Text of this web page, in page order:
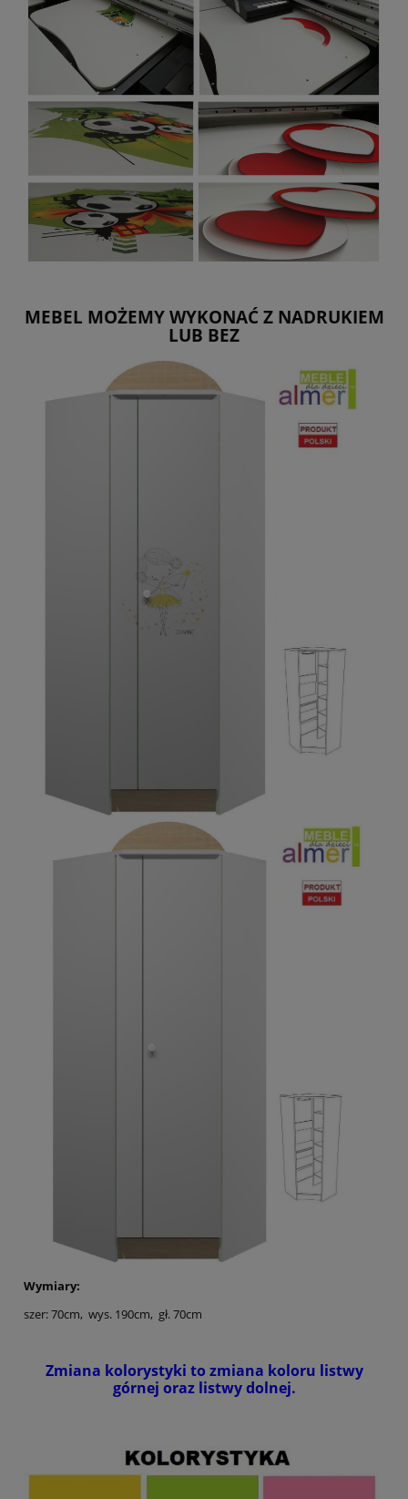
MEBEL MOŻEMY WYKONAĆ Z NADRUKIEM
LUB BEZ
Wymiary:
szer: 70cm, wys. 190cm, gł. 70cm
Zmiana kolorystyki to zmiana koloru listwy
górnej oraz listwy dolnej.